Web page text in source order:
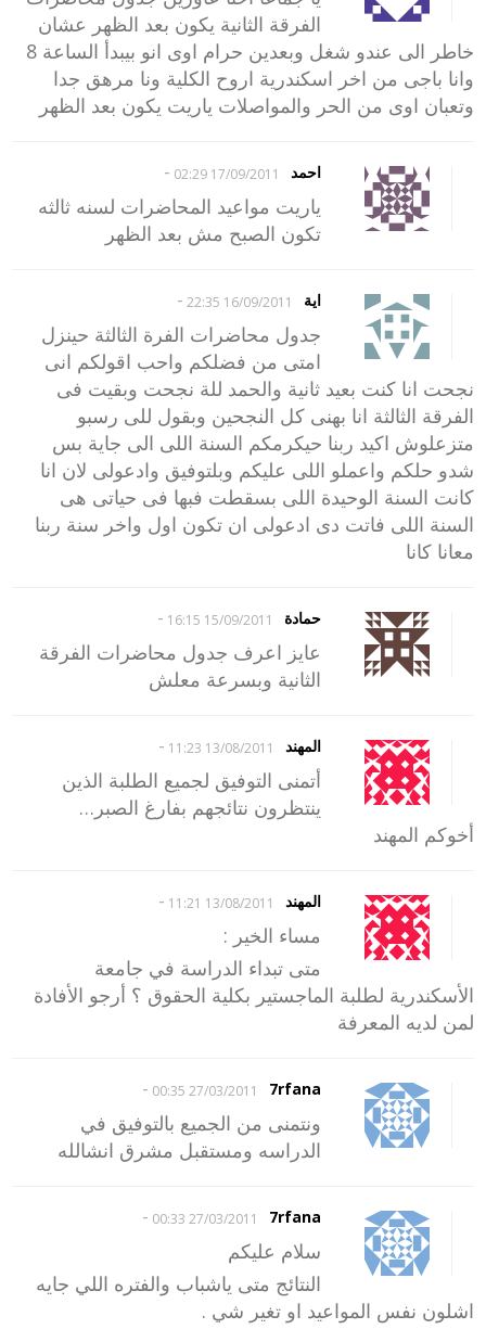
الفرقة الثانية يكون بعد الظهر عشان
خاطر الى عندو شغل وبعدين حرام اوى انو بيبدأ الساعة 8
وانا باجى من اخر اسكندرية اروح الكلية ونا مرهق جدا
وتعبان اوى من الحر والمواصلات ياريت يكون بعد الظهر
احمد 17/09/2011 02:29
-
ياريت مواعيد المحاضرات لسنه ثالثه
تكون الصبح مش بعد الظهر
اية 16/09/2011 22:35
-
جدول محاضرات الفرة الثالثة حينزل
امتى من فضلكم واحب اقولكم انى
نجحت انا كنت بعيد ثانية والحمد للة نجحت وبقيت فى
الفرقة الثالثة انا بهنى كل النجحين وبقول للى رسبو
متزعلوش اكيد ربنا حيكرمكم السنة اللى الى جاية بس
شدو حلكم واعملو اللى عليكم وبلتوفيق وادعولى لان انا
كانت السنة الوحيدة اللى بسقطت فبها فى حياتى هى
السنة اللى فاتت دى ادعولى ان تكون اول واخر سنة ربنا
معانا كانا
حمادة 15/09/2011 16:15
-
عايز اعرف جدول محاضرات الفرقة
الثانية وبسرعة معلش
المهند 13/08/2011 11:23
-
أتمنى التوفيق لجميع الطلبة الذين
ينتظرون نتائجهم بفارغ الصبر…
أخوكم المهند
المهند 13/08/2011 11:21
-
مساء الخير :
متى تبداء الدراسة في جامعة
الأسكندرية لطلبة الماجستير بكلية الحقوق ؟ أرجو الأفادة
لمن لديه المعرفة
7rfana
27/03/2011 00:35
-
ونتمنى من الجميع بالتوفيق في
الدراسه ومستقبل مشرق انشالله
7rfana
27/03/2011 00:33
-
سلام عليكم
النتائج متى ياشباب والفتره اللي جايه
اشلون نفس المواعيد او تغير شي .